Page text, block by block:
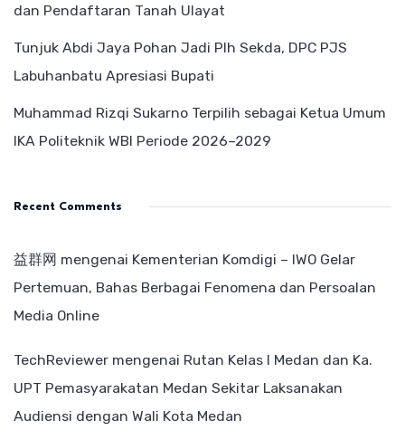
dan Pendaftaran Tanah Ulayat
Tunjuk Abdi Jaya Pohan Jadi Plh Sekda, DPC PJS
Labuhanbatu Apresiasi Bupati
Muhammad Rizqi Sukarno Terpilih sebagai Ketua Umum
IKA Politeknik WBI Periode 2026–2029
Recent Comments
益群网 mengenai Kementerian Komdigi – IWO Gelar
Pertemuan, Bahas Berbagai Fenomena dan Persoalan
Media Online
TechReviewer mengenai Rutan Kelas I Medan dan Ka.
UPT Pemasyarakatan Medan Sekitar Laksanakan
Audiensi dengan Wali Kota Medan